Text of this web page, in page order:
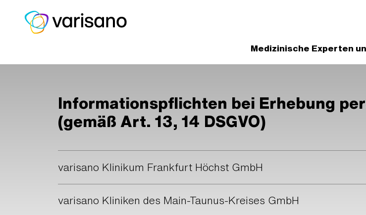
Medizinische Experten
Informationspflichten bei Erhebung
(gemäß Art. 13, 14 DSGVO)
varisano Klinikum Frankfurt Höchst GmbH
varisano Kliniken des Main-Taunus-Kreises GmbH